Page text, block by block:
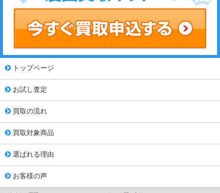
トップページ
お試し査定
買取の流れ
買取対象商品
選ばれる理由
お客様の声